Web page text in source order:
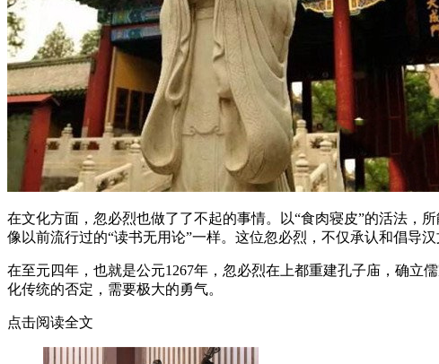
在文化方面，忽必烈也做了了不起的事情。以“食肉寝皮”的活法，
像以前流行过的“读书无用论”一样。这位忽必烈，不仅承认和倡导
在至元四年，也就是公元1267年，忽必烈在上都重建孔子庙，确立
化传统的否定，需要极大的勇气。
点击阅读全文